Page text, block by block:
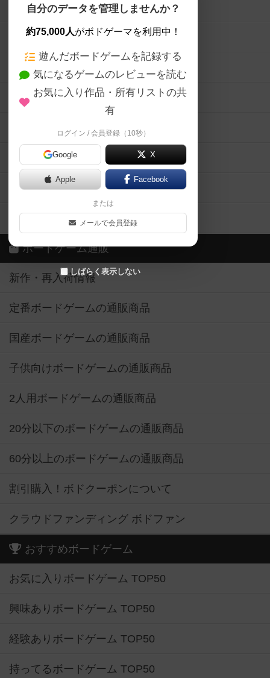
自分のデータを管理しませんか？
約75,000人がボドゲーマを利用中！
遊んだボードゲームを記録する
気になるゲームのレビューを読む
お気に入り作品・所有リストの共
有
ログイン / 会員登録（10秒）
Google X
Apple Facebook
または
メールで会員登録
しばらく表示しない
ボードゲームを検索する
ボードゲームの新着レビュー
ボードゲーム会情報
メカニクス特集
掲示板・トピックス
ボドとも・会員一覧
ボードゲーム業界コラム
ボドゲーマご利用案内
ボードゲーム通販
新作・再入荷情報
定番ボードゲームの通販商品
国産ボードゲームの通販商品
子供向けボードゲームの通販商品
2人用ボードゲームの通販商品
20分以下のボードゲームの通販商品
60分以上のボードゲームの通販商品
割引購入！ボドクーポンについて
クラウドファンディング ボドファン
おすすめボードゲーム
お気に入りボードゲーム TOP50
興味ありボードゲーム TOP50
経験ありボードゲーム TOP50
持ってるボードゲーム TOP50